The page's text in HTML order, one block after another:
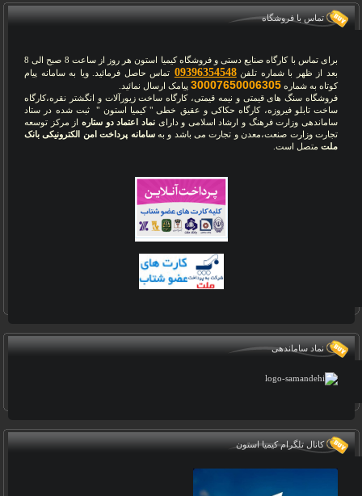
تماس با فروشگاه
برای تماس با کارگاه صنایع دستی و فروشگاه کیمیا استون هر روز از ساعت 8 صبح الی 8
بعد از ظهر با شماره تلفن09396354548 تماس حاصل فرمائید. ویا به سامانه پیام
کوتاه به شماره 30007650006305 پیامک ارسال نمائید.
فروشگاه سنگ های قیمتی و نیمه قیمتی، کارگاه ساخت زیورآلات و انگشتر نقره،کارگاه
ساخت تابلو فیروزه، کارگاه حکاکی و عقیق خطی " کیمیا استون " ثبت شده در ستاد
ساماندهی وزارت فرهنگ و ارشاد اسلامی و داراینماد اعتماد دو ستاره از مرکز توسعه
تجارت وزارت صنعت،معدن و تجارت می باشد و بهسامانه پرداخت امن الکترونیکی بانک
ملت متصل است.
نماد ساماندهی
کانال تلگرام کیمیا استون